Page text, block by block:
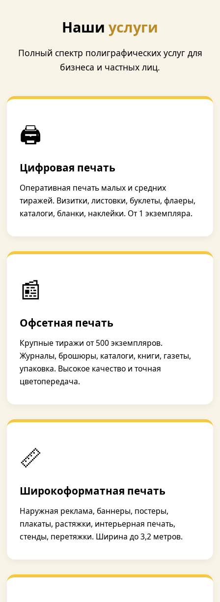
Наши услуги
Полный спектр полиграфических услуг для
бизнеса и частных лиц.
🖨️
Цифровая печать
Оперативная печать малых и средних
тиражей. Визитки, листовки, буклеты, флаеры,
каталоги, бланки, наклейки. От 1 экземпляра.
📰
Офсетная печать
Крупные тиражи от 500 экземпляров.
Журналы, брошюры, каталоги, книги, газеты,
упаковка. Высокое качество и точная
цветопередача.
📏
Широкоформатная печать
Наружная реклама, баннеры, постеры,
плакаты, растяжки, интерьерная печать,
стенды, перетяжки. Ширина до 3,2 метров.